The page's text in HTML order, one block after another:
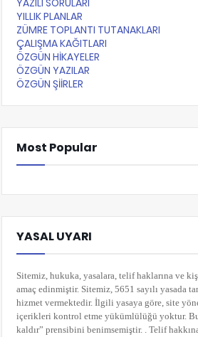
YAZILI SORULARI
YILLIK PLANLAR
ZÜMRE TOPLANTI TUTANAKLARI
ÇALIŞMA KAĞITLARI
ÖZGÜN HİKAYELER
ÖZGÜN YAZILAR
ÖZGÜN ŞİİRLER
Most Popular
YASAL UYARI
Sitemiz, hukuka, yasalara, telif haklarına ve
amaç edinmiştir. Sitemiz, 5651 sayılı yasada
hizmet vermektedir. İlgili yasaya göre, site
içerikleri kontrol etme yükümlülüğü yoktur.
kaldır” prensibini benimsemiştir. . Telif